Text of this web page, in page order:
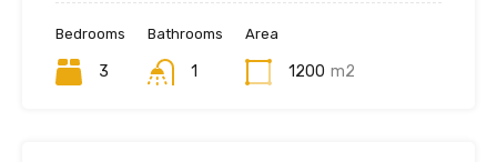
Bedrooms
3
Bathrooms
1
Area
1200 m2